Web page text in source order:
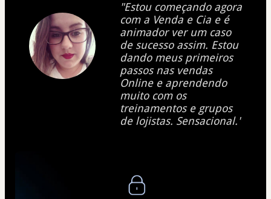
"Estou começando agora
com a Venda e Cia e é
animador ver um caso
de sucesso assim. Estou
dando meus primeiros
passos nas vendas
Online e aprendendo
muito com os
treinamentos e grupos
de lojistas. Sensacional."